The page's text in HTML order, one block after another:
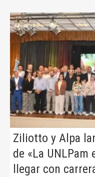
Ziliotto y Alpa
de «La
llegar con